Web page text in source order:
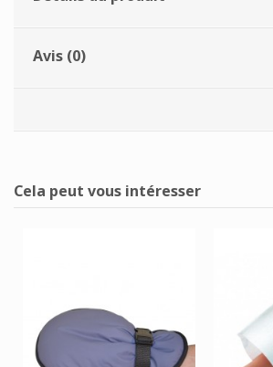
Avis (0)
Cela peut vous intéresser